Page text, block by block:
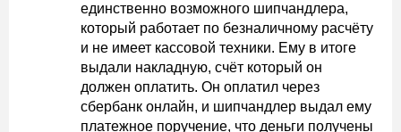
единственно возможного шипчандлера,
который работает по безналичному расчёту
и не имеет кассовой техники. Ему в итоге
выдали накладную, счёт который он
должен оплатить. Он оплатил через
сбербанк онлайн, и шипчандлер выдал ему
платежное поручение, что деньги получены